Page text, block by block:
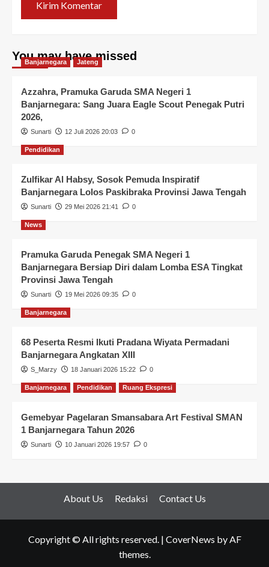
You may have missed
Banjarnegara Jateng
Azzahra, Pramuka Garuda SMA Negeri 1
Banjarnegara: Sang Juara Eagle Scout Penegak Putri
2026,
Sunarti 12 Juli 2026 20:03 0
Pendidikan
Zulfikar Al Habsy, Sosok Pemuda Inspiratif
Banjarnegara Lolos Paskibraka Provinsi Jawa Tengah
Sunarti 29 Mei 2026 21:41 0
News
Pramuka Garuda Penegak SMA Negeri 1
Banjarnegara Bersiap Diri dalam Lomba ESA Tingkat
Provinsi Jawa Tengah
Sunarti 19 Mei 2026 09:35 0
Banjarnegara
68 Peserta Resmi Ikuti Pradana Wiyata Permadani
Banjarnegara Angkatan XIII
S_Marzy 18 Januari 2026 15:22 0
Banjarnegara Pendidikan Ruang Ekspresi
Gemebyar Pagelaran Smansabara Art Festival SMAN
1 Banjarnegara Tahun 2026
Sunarti 10 Januari 2026 19:57 0
About Us Redaksi Contact Us
Copyright © All rights reserved. | CoverNews by AF
themes.